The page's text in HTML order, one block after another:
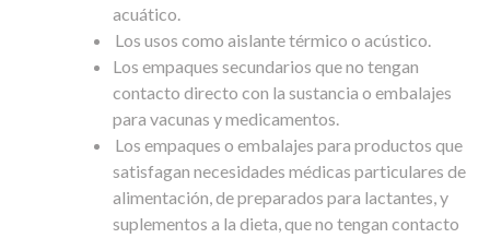
acuático.
Los usos como aislante térmico o acústico.
Los empaques secundarios que no tengan
contacto directo con la sustancia o embalajes
para vacunas y medicamentos.
Los empaques o embalajes para productos que
satisfagan necesidades médicas particulares de
alimentación, de preparados para lactantes, y
suplementos a la dieta, que no tengan contacto